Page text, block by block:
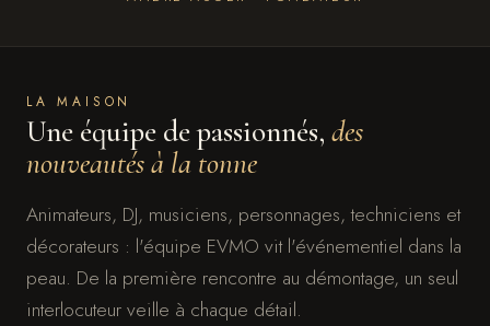
LA MAISON
Une équipe de passionnés, des
nouveautés à la tonne
Animateurs, DJ, musiciens, personnages, techniciens et
décorateurs : l'équipe EVMO vit l'événementiel dans la
peau. De la première rencontre au démontage, un seul
interlocuteur veille à chaque détail.